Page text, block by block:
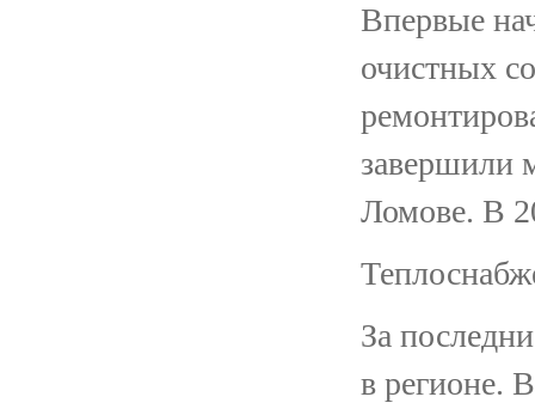
Впервые
очистных
завершили
Ломове. В
За
в регионе.